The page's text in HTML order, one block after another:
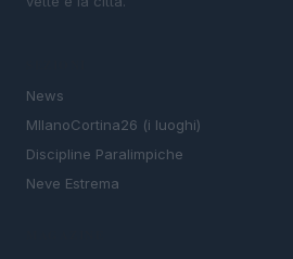
News
MIlanoCortina26 (i luoghi)
Discipline Paralimpiche
Neve Estrema